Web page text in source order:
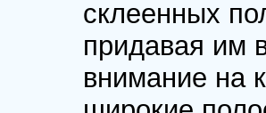
склеенных
придавая им
внимание на